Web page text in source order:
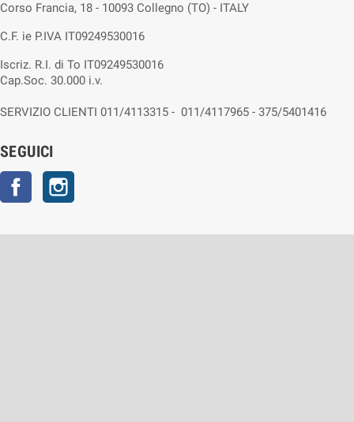
Corso Francia, 18 - 10093 Collegno (TO) - ITALY
C.F. ie P.IVA IT09249530016
Iscriz. R.I. di To IT09249530016
Cap.Soc. 30.000 i.v.
SERVIZIO CLIENTI 011/4113315 - 011/4117965 - 375/5401416
SEGUICI
Facebook